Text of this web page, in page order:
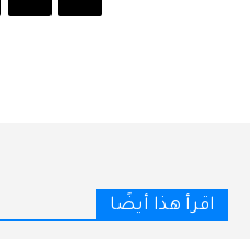
اقرأ هذا أيضًا